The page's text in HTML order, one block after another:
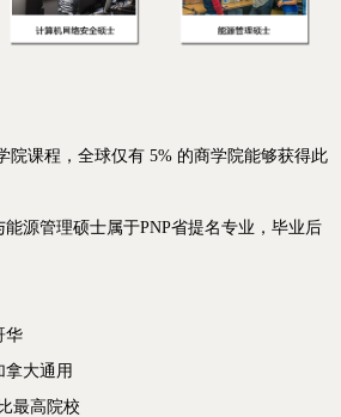
院课程，全球仅有 5% 的商学院能够获得此
源管理硕士属于PNP省提名专业，毕业后
华
拿大通用
最高院校